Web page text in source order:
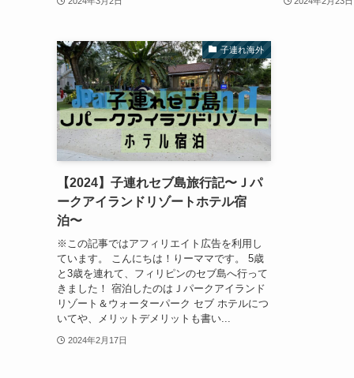
子連れ海外
【2024】子連れセブ島旅行記〜Ｊパ
ークアイランドリゾートホテル宿
泊〜
※この記事ではアフィリエイト広告を利用し
ています。 こんにちは！りーママです。 5歳
と3歳を連れて、フィリピンのセブ島へ行って
きました！ 宿泊したのはＪパークアイランド
リゾート＆ウォーターパーク セブ ホテルにつ
いてや、メリットデメリットも書い...
2024年2月17日